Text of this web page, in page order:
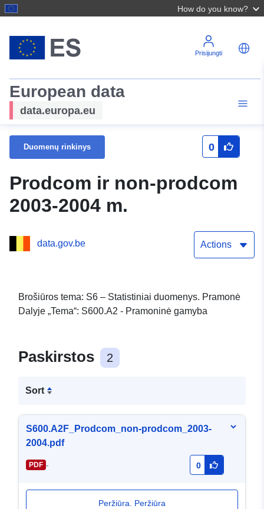
How do you know?
Prisijungti
European data
data.europa.eu
Duomenų rinkinys 0
Prodcom ir non-prodcom
2003-2004 m.
data.gov.be Actions
Brošiūros tema: S6 – Statistiniai duomenys. Pramonė
Dalyje „Tema“: S600.A2 - Pramoninė gamyba
Paskirstos 2
Sort
S600.A2F_Prodcom_non-prodcom_2003-
2004.pdf
PDF - 0
Peržiūra. Peržiūra